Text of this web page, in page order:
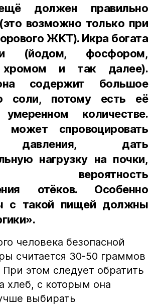
должен правильно
возможно только при
ЖКТ). Икра богата
(йодом, фосфором,
хромом и так далее).
содержит большое
соли, потому есть её
количестве.
может спровоцировать
давления, дать
нагрузку на почки,
вероятность
отёков. Особенно
с такой пищей должны
человека безопасной
считается 30-50 граммов
этом следует обратить
хлеб, с которым она
выбирать